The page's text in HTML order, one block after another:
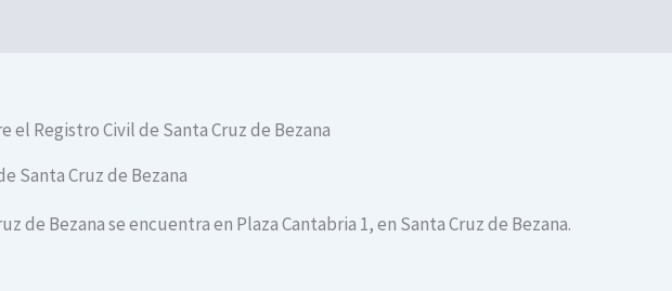
el Registro Civil de Santa Cruz de Bezana
Santa Cruz de Bezana
de Bezana se encuentra en Plaza Cantabria 1, en Santa Cruz de Bezana.